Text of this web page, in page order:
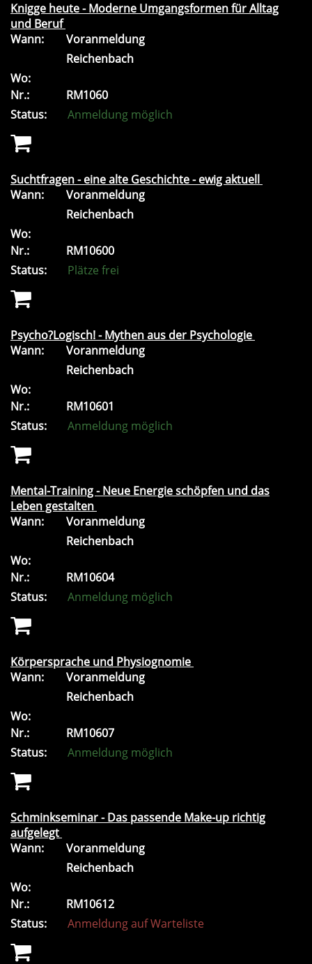
Knigge heute - Moderne Umgangsformen für Alltag
und Beruf
Wann:
Voranmeldung
Reichenbach
Wo:
Nr.:
RM1060
Status:
Anmeldung möglich
Suchtfragen - eine alte Geschichte - ewig aktuell
Wann:
Voranmeldung
Reichenbach
Wo:
Nr.:
RM10600
Status:
Plätze frei
Psycho?Logisch! - Mythen aus der Psychologie
Wann:
Voranmeldung
Reichenbach
Wo:
Nr.:
RM10601
Status:
Anmeldung möglich
Mental-Training - Neue Energie schöpfen und das
Leben gestalten
Wann:
Voranmeldung
Reichenbach
Wo:
Nr.:
RM10604
Status:
Anmeldung möglich
Körpersprache und Physiognomie
Wann:
Voranmeldung
Reichenbach
Wo:
Nr.:
RM10607
Status:
Anmeldung möglich
Schminkseminar - Das passende Make-up richtig
aufgelegt
Wann:
Voranmeldung
Reichenbach
Wo:
Nr.:
RM10612
Status:
Anmeldung auf Warteliste